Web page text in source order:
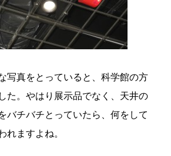
写真をとっていると、科学館の方
た。やはり展示品でなく、天井の
バチバチとっていたら、何をして
れますよね。